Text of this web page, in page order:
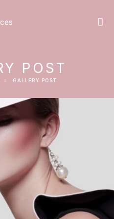
POST
GALLERY POST